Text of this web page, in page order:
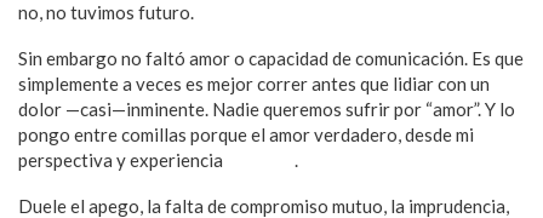
no, no tuvimos futuro.
Sin embargo no faltó amor o capacidad de comunicación. Es que
simplemente a veces es mejor correr antes que lidiar con un
dolor —casi—inminente. Nadie queremos sufrir por “amor”. Y lo
pongo entre comillas porque el amor verdadero, desde mi
perspectiva y experiencia
Duele el apego, la falta de compromiso mutuo, la imprudencia,